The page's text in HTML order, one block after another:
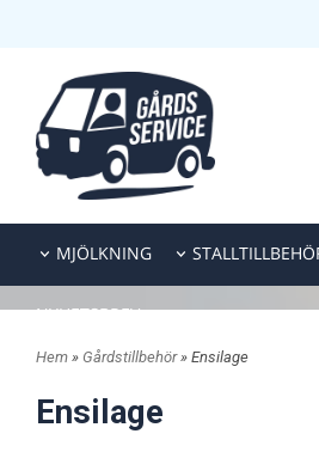
MJÖLKNING
NYHETSBREV
Hem » Gårdstillbehör» Ensilage
Ensilage